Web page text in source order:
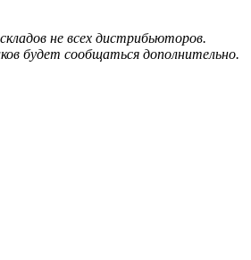
не всех дистрибьюторов.
будет сообщаться дополнительно.